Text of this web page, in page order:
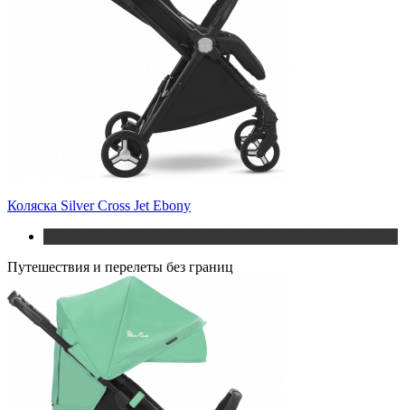
Коляска Silver Cross Jet Ebony
Путешествия и перелеты без границ